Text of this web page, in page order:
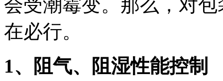
会受潮霉变。那么，对
在必行。
1、阻气、阻湿性能控制